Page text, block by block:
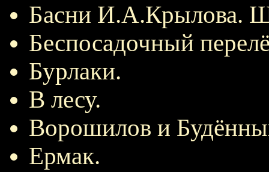
Басни И.А.Крылова.
Беспосадочный
Бурлаки.
В лесу.
Ворошилов и
Ермак.